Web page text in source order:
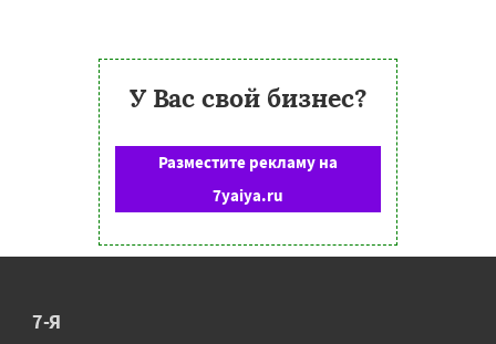
У Вас свой бизнес?
Разместите рекламу на
7yaiya.ru
7-Я